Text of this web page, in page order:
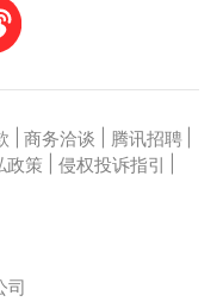
商务洽谈 腾讯招聘
政策 侵权投诉指引
司